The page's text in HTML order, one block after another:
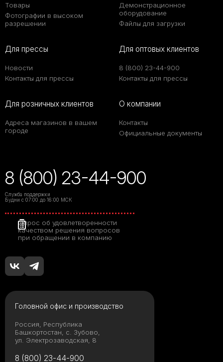
Товары
Фотографии в высоком
разрешении
Демонстрационное
оборудование
Файлы для загрузки
Для прессы
Новости
Контакты для прессы
Для оптовых клиентов
8 (800) 23-44-900
Контакты для прессы
Для розничных клиентов
Адреса магазинов в вашем
городе
О компании
Контакты
Официальные документы
8 (800) 23-44-900
Служба поддержки
Будни с 07:00 до 16:00 МСК
Опрос об удовлетворенности
качеством решения вопросов
при обращении в компанию
Головной офис и производство
Россия, Республика
Башкортостан, с. Зубово,
ул. Электрозаводская, 8
8 (800) 23-44-900